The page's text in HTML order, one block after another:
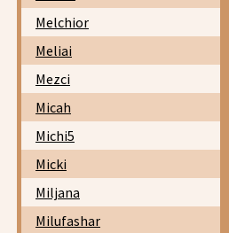
Melchior
Meliai
Mezci
Micah
Michi5
Micki
Miljana
Milufashar